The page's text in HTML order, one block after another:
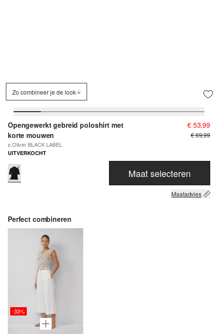
Zo combineer je de look
Opengewerkt gebreid poloshirt met
korte mouwen
s.Oliver BLACK LABEL
€ 53,99
€ 69,99
UITVERKOCHT
Maat selecteren
Maatadvies
Perfect combineren
-33%